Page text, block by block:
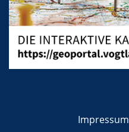
Impressum